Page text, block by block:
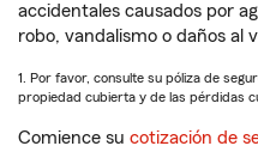
accidentales causados por
robo, vandalismo o daños al
1. Por favor, consulte su póliza de
propiedad cubierta y de las pérdidas
Comience su cotización de